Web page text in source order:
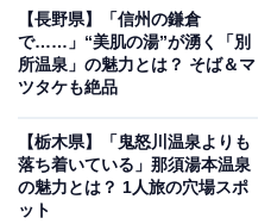
湯郷温泉の温泉街には、美
ーマにした大型のからくり
れています。車で約10分ほ
街の灯りが美しい夜景とし
そのほか、足湯や美術館が
【長野県】「信州の鎌倉
で……」“美肌の湯”が湧く「別
所温泉」の魅力とは？ そば＆マ
ツタケも絶品
【栃木県】「鬼怒川温泉よりも
落ち着いている」那須湯本温泉
の魅力とは？ 1人旅の穴場スポ
ット